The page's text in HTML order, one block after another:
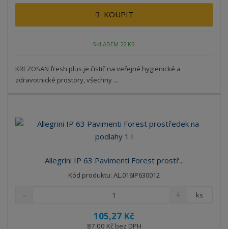
KOUPIT
SKLADEM 22 KS
KREZOSAN fresh plus je čistič na veřejné hygienické a
zdravotnické prostory, všechny ...
Allegrini IP 63 Pavimenti Forest prostř...
Kód produktu: AL.016IP630012
105,27 Kč
87,00 Kč bez DPH
ks